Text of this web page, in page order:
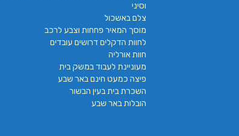
וסיני
צלם באשכול
מוסך המאיר פחחות וצבע לרכב
לחוות הדקלים דרושים עובדים
חוות אורליה
מעוניינת לעבוד במשק בית
פיצה כמעט חינם באר שבע
השכרת בית בעין הבשור
הובלות באר שבע